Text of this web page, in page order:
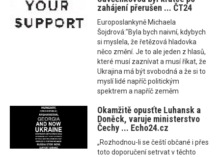
zahájení přerušen ... ČT24
Europoslankyně Michaela
Šojdrová:"Byla bych naivní, kdybych
si myslela, že řetězová hladovka
něco změní. Je to ale jeden z hlasů,
které musí zaznívat a musí říkat, že
Ukrajina má být svobodná a že si to
myslí lidé napříč politickým
spektrem a napříč zeměm
Okamžitě opusťte Luhansk a
Doněck, varuje ministerstvo
Čechy ... Echo24.cz
„Rozhodnou-li se čeští občané i přes
toto doporučení setrvat v těchto